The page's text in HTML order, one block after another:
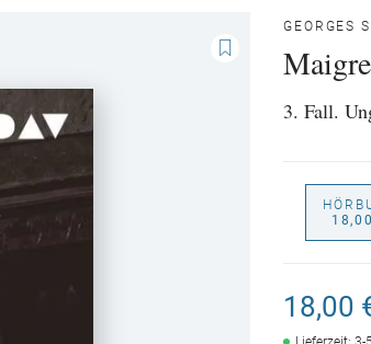
GEORGES
3. Fall.
18,00